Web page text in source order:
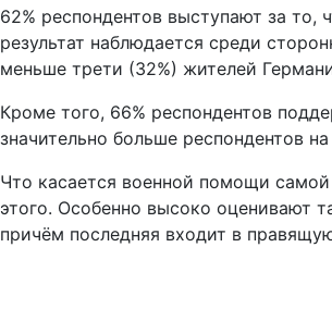
62% респондентов выступают за то,
результат наблюдается среди
меньше трети (32%) жителей
Кроме того, 66% респондентов
значительно больше респондентов
Что касается военной помощи самой
этого. Особенно высоко оценивают
причём последняя входит в